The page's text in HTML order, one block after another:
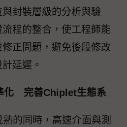
封裝層級的分析與驗
程的整合，使工程師能
正問題，避免後段修改
延遲。
化 完善Chiplet生態系
的同時，高速介面與測